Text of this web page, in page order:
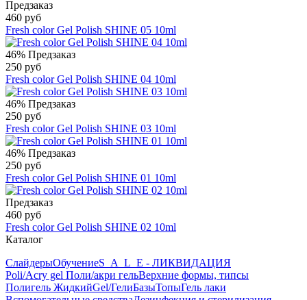
Предзаказ
460 руб
Fresh color Gel Polish SHINE 05 10ml
46% Предзаказ
250 руб
Fresh color Gel Polish SHINE 04 10ml
46% Предзаказ
250 руб
Fresh color Gel Polish SHINE 03 10ml
46% Предзаказ
250 руб
Fresh color Gel Polish SHINE 01 10ml
Предзаказ
460 руб
Fresh color Gel Polish SHINE 02 10ml
Каталог
СлайдерыОбучениеS_A_L_E - ЛИКВИДАЦИЯ
Poli/Acry gel Поли/акри гельВерхние формы, типсы
Полигель ЖидкийGel/ГелиБазыТопыГель лаки